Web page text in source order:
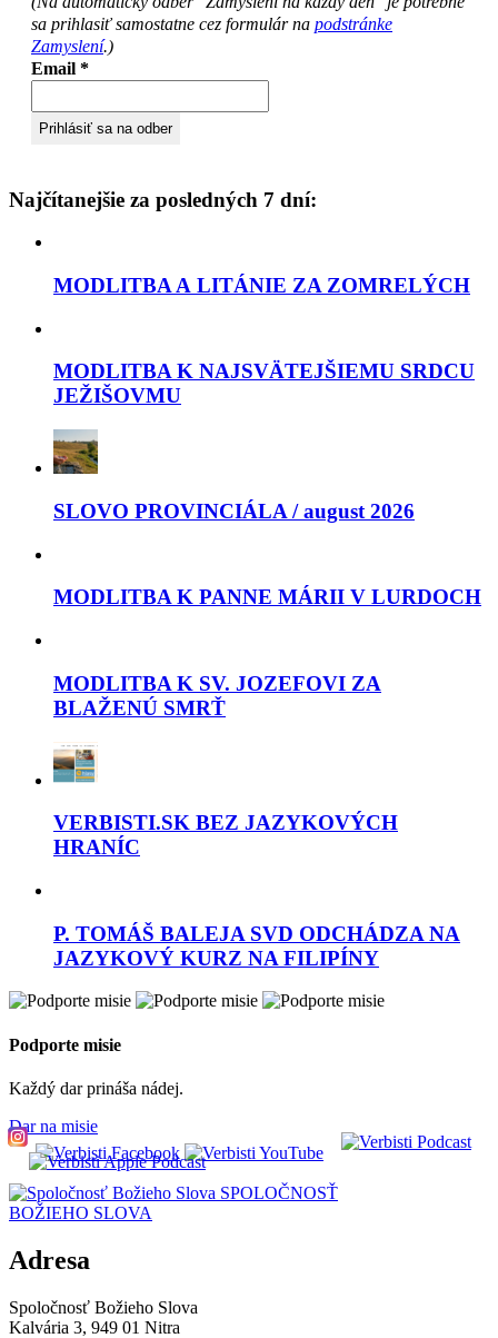
sa prihlasiť samostatne cez formulár na podstránke
Zamyslení.)
Email *
Najčítanejšie za posledných 7 dní:
MODLITBA A LITÁNIE ZA ZOMRELÝCH
MODLITBA K NAJSVÄTEJŠIEMU SRDCU
JEŽIŠOVMU
SLOVO PROVINCIÁLA / august 2026
MODLITBA K PANNE MÁRII V LURDOCH
MODLITBA K SV. JOZEFOVI ZA
BLAŽENÚ SMRŤ
VERBISTI.SK BEZ JAZYKOVÝCH
HRANÍC
P. TOMÁŠ BALEJA SVD ODCHÁDZA NA
JAZYKOVÝ KURZ NA FILIPÍNY
Podporte misie
Každý dar prináša nádej.
Dar na misie
SPOLOČNOSŤ
BOŽIEHO SLOVA
Adresa
Spoločnosť Božieho Slova
Kalvária 3, 949 01 Nitra